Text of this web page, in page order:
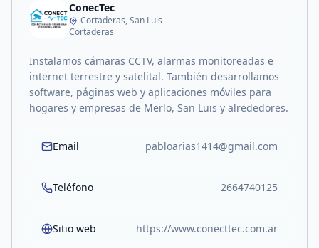
ConecTec
Cortaderas, San Luis
Cortaderas
Instalamos cámaras CCTV, alarmas monitoreadas e
internet terrestre y satelital. También desarrollamos
software, páginas web y aplicaciones móviles para
hogares y empresas de Merlo, San Luis y alrededores.
Email pabloarias1414@gmail.com
Teléfono 2664740125
Sitio web https://www.conecttec.com.ar